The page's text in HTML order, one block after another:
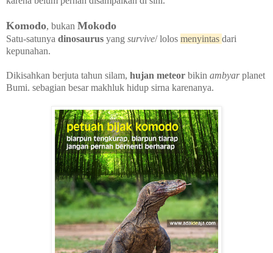
Komodo, bukan Mokodo
Satu-satunya dinosaurus yang survive/ lolos menyintas dari
kepunahan.
Dikisahkan berjuta tahun silam, hujan meteor bikin ambyarplanet
Bumi. sebagian besar makhluk hidup sirna karenanya.